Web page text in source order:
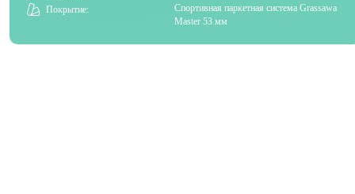
Покрытие:
Спортивная паркетная система Grassawa
Master 53 мм